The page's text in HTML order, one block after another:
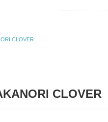
CLOVER
CLOVER